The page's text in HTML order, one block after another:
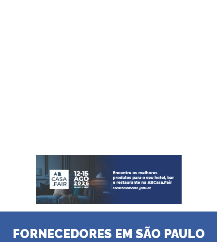
FORNECEDORES EM SÃO PAULO